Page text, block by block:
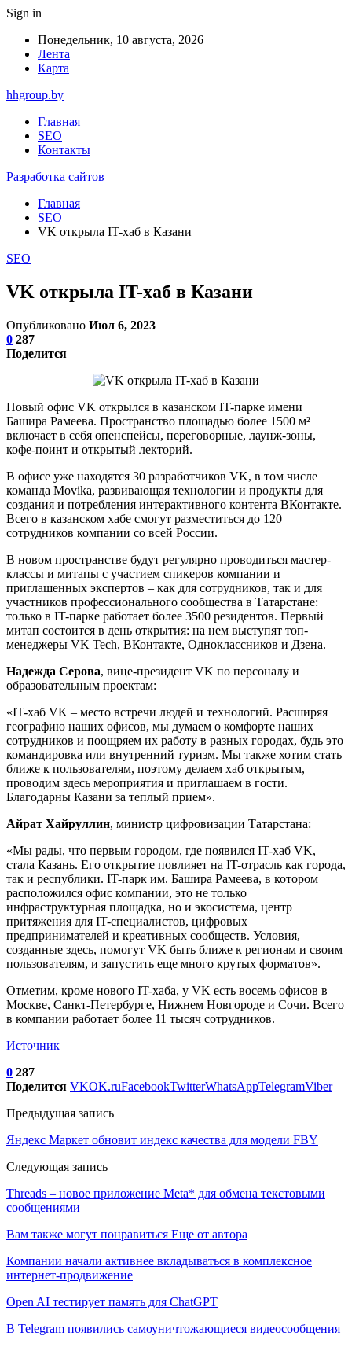
Sign in
Понедельник, 10 августа, 2026
Лента
Карта
hhgroup.by
Главная
SEO
Контакты
Разработка сайтов
Главная
SEO
VK открыла IT-хаб в Казани
SEO
VK открыла IT-хаб в Казани
Опубликовано Июл 6, 2023
0 287
Поделится
Новый офис VK открылся в казанском IT-парке имени
Башира Рамеева. Пространство площадью более 1500 м²
включает в себя опенспейсы, переговорные, лаунж-зоны,
кофе-поинт и открытый лекторий.
В офисе уже находятся 30 разработчиков VK, в том числе
команда Movika, развивающая технологии и продукты для
создания и потребления интерактивного контента ВКонтакте.
Всего в казанском хабе смогут разместиться до 120
сотрудников компании со всей России.
В новом пространстве будут регулярно проводиться мастер-
классы и митапы с участием спикеров компании и
приглашенных экспертов – как для сотрудников, так и для
участников профессионального сообщества в Татарстане:
только в IT-парке работает более 3500 резидентов. Первый
митап состоится в день открытия: на нем выступят топ-
менеджеры VK Tech, ВКонтакте, Одноклассников и Дзена.
Надежда Серова, вице-президент VK по персоналу и
образовательным проектам:
«IT-хаб VK – место встречи людей и технологий. Расширяя
географию наших офисов, мы думаем о комфорте наших
сотрудников и поощряем их работу в разных городах, будь это
командировка или внутренний туризм. Мы также хотим стать
ближе к пользователям, поэтому делаем хаб открытым,
проводим здесь мероприятия и приглашаем в гости.
Благодарны Казани за теплый прием».
Айрат Хайруллин, министр цифровизации Татарстана:
«Мы рады, что первым городом, где появился IT-хаб VK,
стала Казань. Его открытие повлияет на IT-отрасль как города,
так и республики. IT-парк им. Башира Рамеева, в котором
расположился офис компании, это не только
инфраструктурная площадка, но и экосистема, центр
притяжения для IT-специалистов, цифровых
предпринимателей и креативных сообществ. Условия,
созданные здесь, помогут VK быть ближе к регионам и своим
пользователям, и запустить еще много крутых форматов».
Отметим, кроме нового IT-хаба, у VK есть восемь офисов в
Моcкве, Санкт-Петербурге, Нижнем Новгороде и Сочи. Всего
в компании работает более 11 тысяч сотрудников.
Источник
0 287
Поделится VKOK.ruFacebookTwitterWhatsAppTelegramViber
Предыдущая запись
Яндекс Маркет обновит индекс качества для модели FBY
Следующая запись
Threads – новое приложение Meta* для обмена текстовыми
сообщениями
Вам также могут понравиться Еще от автора
Компании начали активнее вкладываться в комплексное
интернет-продвижение
Open AI тестирует память для ChatGPT
В Telegram появились самоуничтожающиеся видеосообщения